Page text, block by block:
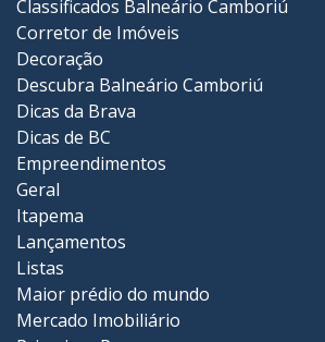
Classificados Balneário Camboriú
Corretor de Imóveis
Decoração
Descubra Balneário Camboriú
Dicas da Brava
Dicas de BC
Empreendimentos
Geral
Itapema
Lançamentos
Listas
Maior prédio do mundo
Mercado Imobiliário